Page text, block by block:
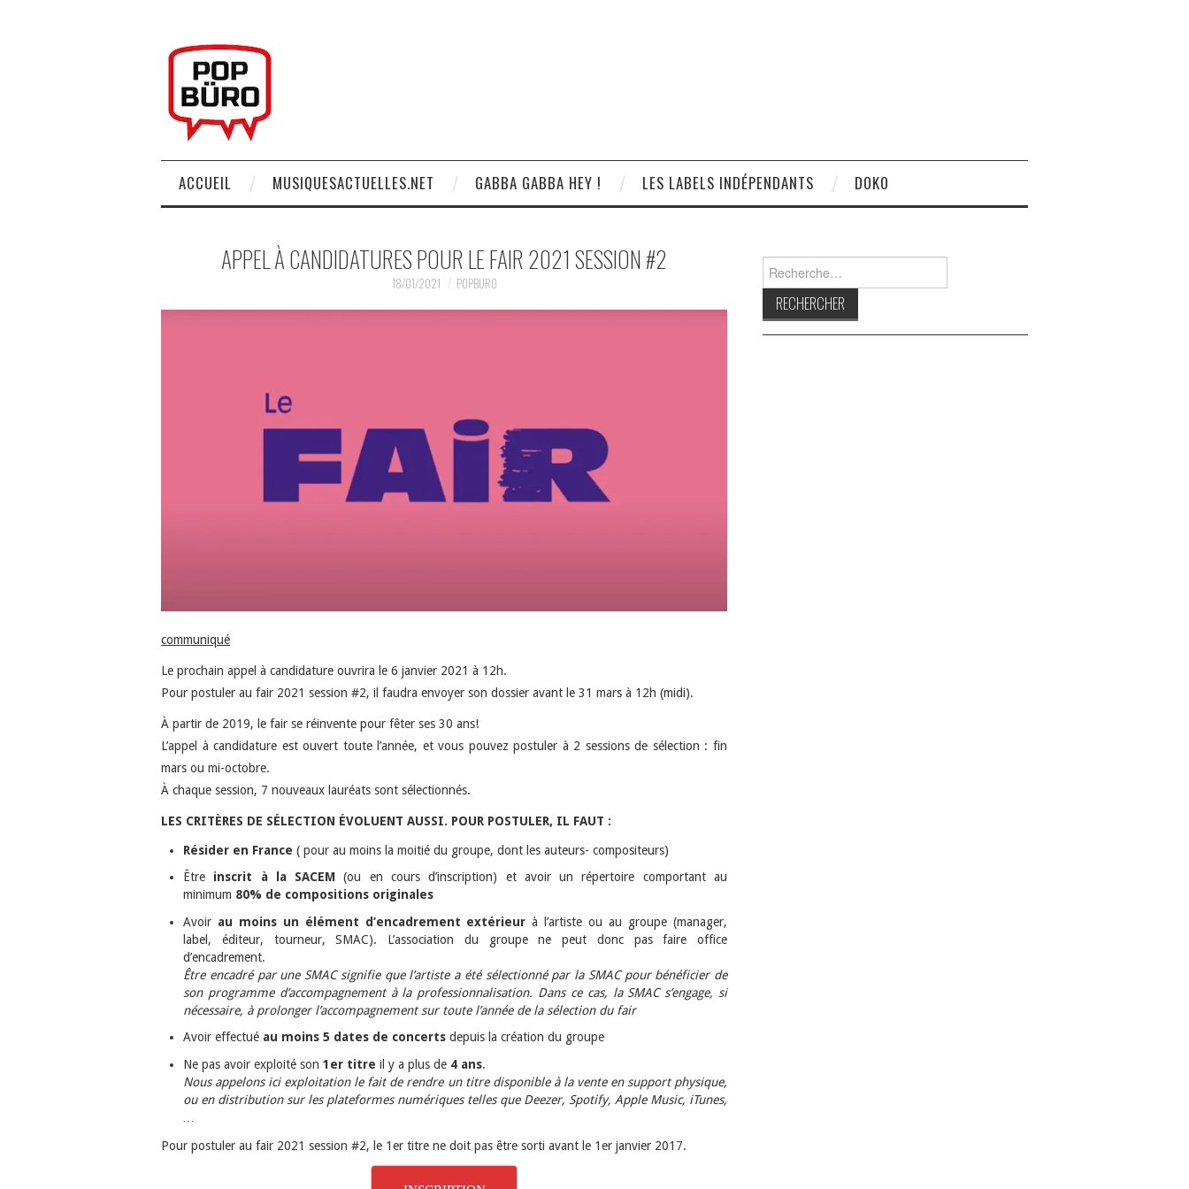
ACCUEIL MUSIQUESACTUELLES.NET GABBA GABBA HEY ! LES LABELS INDÉPENDANTS DOKO
APPEL À CANDIDATURES POUR LE FAIR 2021 SESSION #2
18/01/2021 POPBURO
communiqué
Le prochain appel à candidature ouvrira le 6 janvier 2021 à 12h.
Pour postuler au fair 2021 session #2, il faudra envoyer son dossier avant le 31 mars à 12h (midi).
À partir de 2019, le fair se réinvente pour fêter ses 30 ans!
L’appel à candidature est ouvert toute l’année, et vous pouvez postuler à 2 sessions de sélection : fin
mars ou mi-octobre.
À chaque session, 7 nouveaux lauréats sont sélectionnés.
LES CRITÈRES DE SÉLECTION ÉVOLUENT AUSSI. POUR POSTULER, IL FAUT :
Résider en France ( pour au moins la moitié du groupe, dont les auteurs- compositeurs)
Être inscrit à la SACEM (ou en cours d’inscription) et avoir un répertoire comportant au
minimum 80% de compositions originales
Avoir au moins un élément d’encadrement extérieur à l’artiste ou au groupe (manager,
label, éditeur, tourneur, SMAC). L’association du groupe ne peut donc pas faire office
d’encadrement.
Être encadré par une SMAC signifie que l’artiste a été sélectionné par la SMAC pour bénéficier de
son programme d’accompagnement à la professionnalisation. Dans ce cas, la SMAC s’engage, si
nécessaire, à prolonger l’accompagnement sur toute l’année de la sélection du fair
Avoir effectué au moins 5 dates de concerts depuis la création du groupe
Ne pas avoir exploité son 1er titre il y a plus de 4 ans.
Nous appelons ici exploitation le fait de rendre un titre disponible à la vente en support physique,
ou en distribution sur les plateformes numériques telles que Deezer, Spotify, Apple Music, iTunes,
Pour postuler au fair 2021 session #2, le 1er titre ne doit pas être sorti avant le 1er janvier 2017.